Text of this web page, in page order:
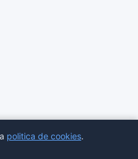
politica de cookies.